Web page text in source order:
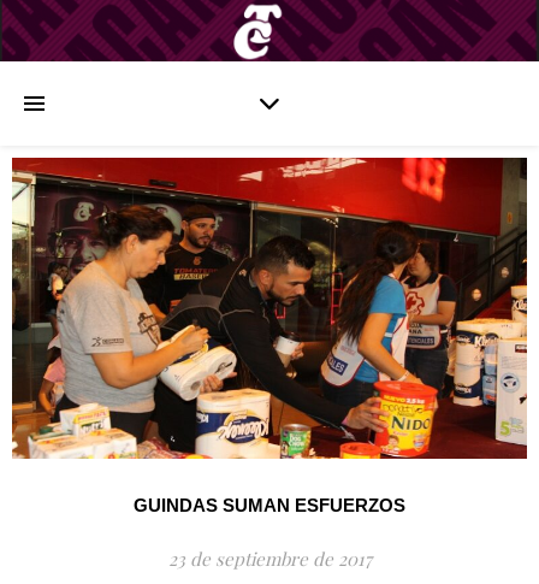
GUINDAS SUMAN ESFUERZOS
23 de septiembre de 2017